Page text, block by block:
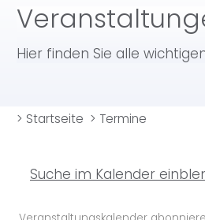
Hier finden Sie alle
> Startseite > Termine
Suche im Kalender